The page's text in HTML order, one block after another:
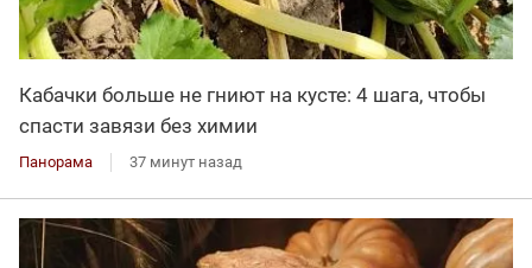
Кабачки больше не гниют на кусте: 4 шага, чтобы
спасти завязи без химии
Панорама 37 минут назад